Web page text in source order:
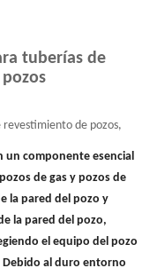
tuberías de
de pozos,
un componente esencial
de gas y pozos de
la pared del pozo y
la pared del pozo,
el equipo del pozo
Debido al duro entorno